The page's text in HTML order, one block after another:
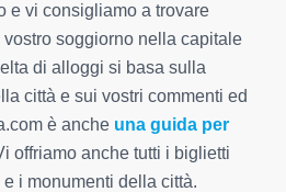
e vi consigliamo a trovare
vostro soggiorno nella capitale
di alloggi si basa sulla
città e sui vostri commenti ed
è anche una guida per
offriamo anche tutti i biglietti
i monumenti della città.